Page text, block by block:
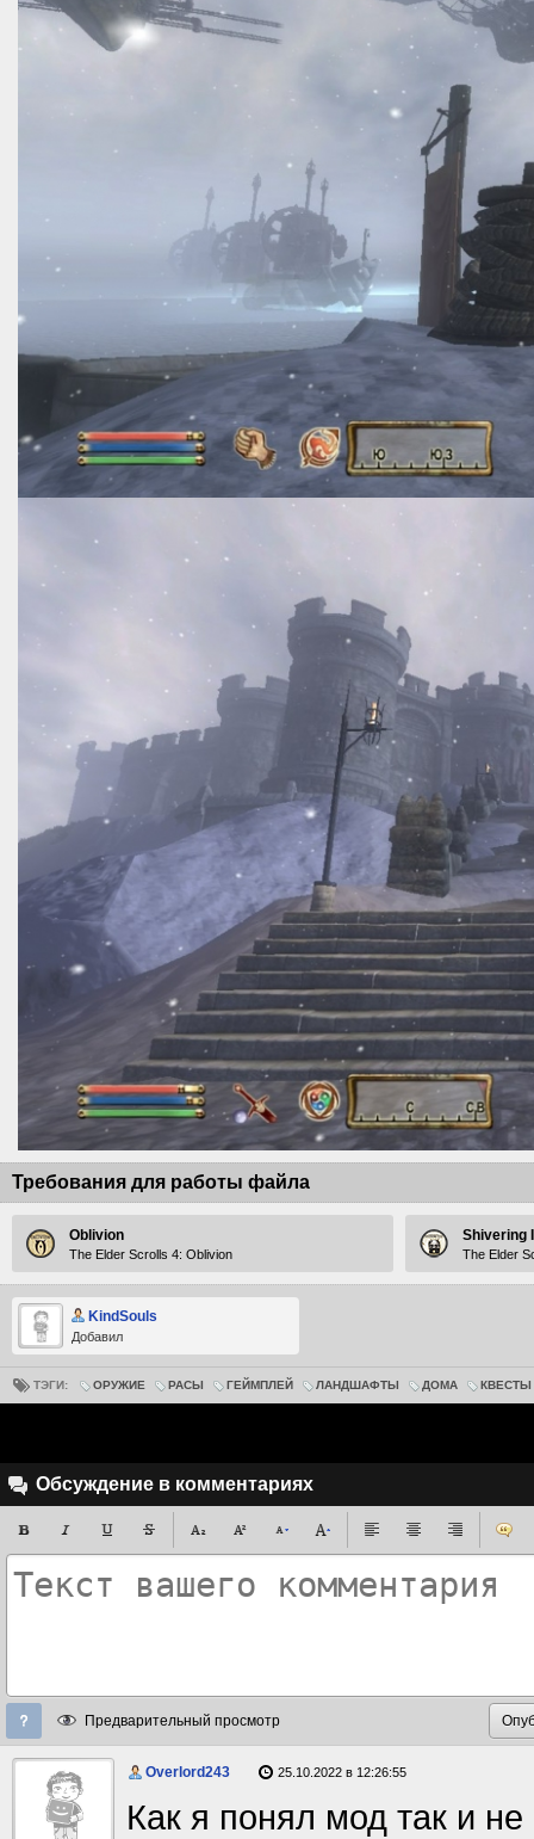
Требования для работы файла
Oblivion
The Elder Scrolls 4: Oblivion
Shivering
The Elder
KindSouls
Добавил
ТЭГИ: ОРУЖИЕ РАСЫ ГЕЙМПЛЕЙ ЛАНДШАФТЫ ДОМА КВЕСТЫ
Обсуждение в комментариях
Предварительный просмотр
Overlord243 25.10.2022 в 12:26:55
Как я понял мод так и